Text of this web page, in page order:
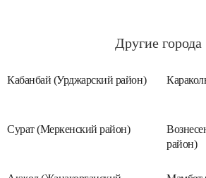
Другие города
Кабанбай (Урджарский район)
Сурат (Меркенский район)
район)